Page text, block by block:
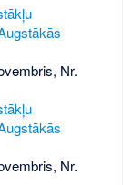
Nr.
Nr.